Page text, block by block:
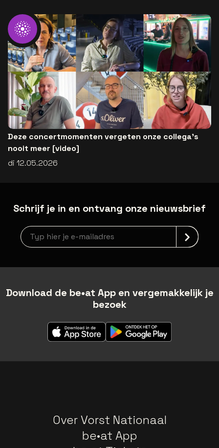
Deze concertmomenten vergeten onze collega’s
nooit meer [video]
di 12.05.2026
Schrijf je in en ontvang onze nieuwsbrief
Nieuwsbrief aanmelding
Download de be•at App en vergemakkelijk je
bezoek
Over Vorst Nationaal
be•at App